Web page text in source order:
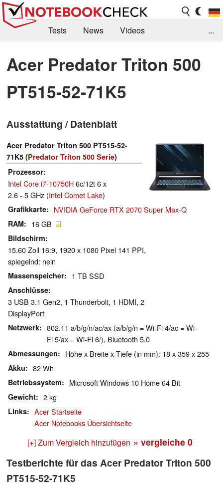
Tests News
Videos
Kaufberatung
Deals Suche
Jobs
Forum
...
Acer Predator Triton 500
PT515-52-71K5
Ausstattung / Datenblatt
Acer Predator Triton 500 PT515-52-
71K5 (Predator Triton 500 Serie)
Prozessor
Intel Core i7-10750H6c/12t 6 x
2.6 - 5 GHz (Intel Comet Lake)
Grafikkarte NVIDIA GeForce RTX 2070 Super Max-Q
RAM 16 GB
Bildschirm
15.60 Zoll 16:9, 1920 x 1080 Pixel 141 PPI,
spiegelnd: nein
Massenspeicher 1 TB SSD
Anschlüsse
3 USB 3.1 Gen2, 1 Thunderbolt, 1 HDMI, 2
DisplayPort
Netzwerk
802.11 a/b/g/n/ac/ax (a/b/g/n = Wi-Fi 4/ac = Wi-
Fi 5/ax = Wi-Fi 6/), Bluetooth 5.0
Abmessungen Höhe x Breite x Tiefe (in mm): 18 x 359 x 255
Akku 82 Wh
Betriebssystem Microsoft Windows 10 Home 64 Bit
Gewicht 2 kg
Links
Acer Startseite
Acer Notebooks Übersichtseite
[+] Zum Vergleich hinzufügen » vergleiche 0
Testberichte für das Acer Predator Triton 500
PT515-52-71K5